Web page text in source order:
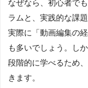
なぜなら、初心者で
ラムと、実践的な課
実際に「動画編集の
も多いでしょう。し
段階的に学べるため
きます。